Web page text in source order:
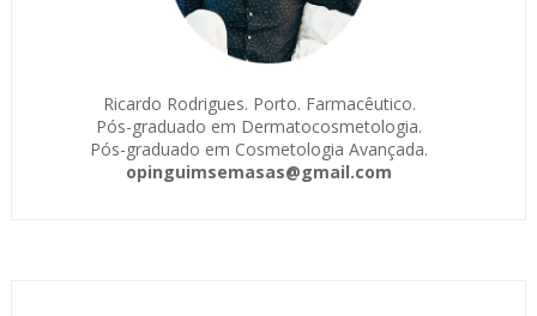
Ricardo Rodrigues. Porto. Farmacêutico.
Pós-graduado em Dermatocosmetologia.
Pós-graduado em Cosmetologia Avançada.
opinguimsemasas@gmail.com